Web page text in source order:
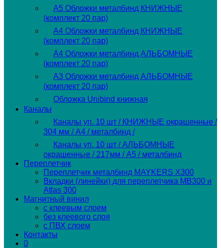
САЙТУ
А5 Обложки металбинд КНИЖНЫЕ
(комплект 20 пар)
А4 Обложки металбинд КНИЖНЫЕ
(комплект 20 пар)
А4 Обложки металбинд АЛЬБОМНЫЕ
(комплект 20 пар)
А3 Обложки металбинд АЛЬБОМНЫЕ
(комплект 20 пар)
Обложка Unibind книжная
Каналы
Каналы уп. 10 шт / КНИЖНЫЕ окрашенные /
304 мм / А4 / металбинд /
Каналы уп. 10 шт / АЛЬБОМНЫЕ
окрашенные / 217мм / А5 / металбинд
Переплетчик
Переплетчик металбинд MAYKERS X300
Вкладки (линейки) для переплетчика MB300 и
Atlas 300
Магнитный винил
с клеевым слоем
без клеевого слоя
с ПВХ слоем
Контакты
0